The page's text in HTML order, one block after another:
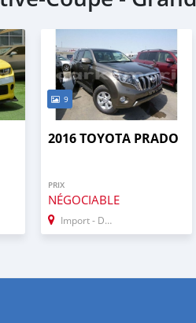
9
2016 TOYOTA PRADO
PRIX
NÉGOCIABLE
Import - Dubai